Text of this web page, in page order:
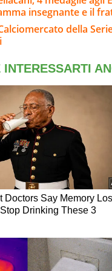
insegnante e il
della